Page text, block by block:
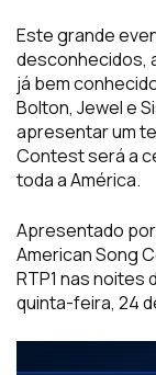
Este grande
desconhecidos,
já bem
Bolton, Jewel e
apresentar um
Contest será a
toda a América.
Apresentado por
American Song
RTP1 nas noites
quinta-feira, 24